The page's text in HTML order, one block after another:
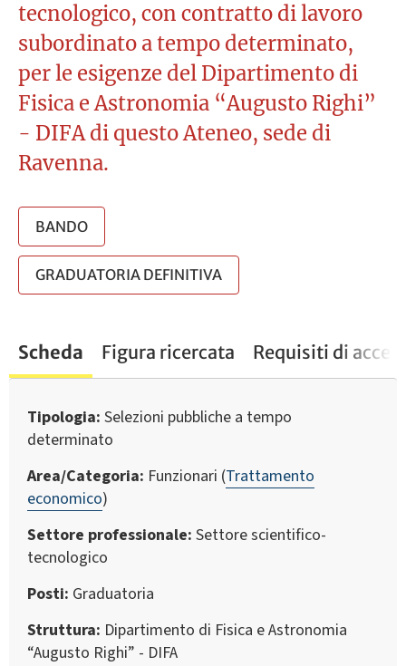
tecnologico, con contratto di lavoro
subordinato a tempo determinato,
per le esigenze del Dipartimento di
Fisica e Astronomia “Augusto Righi”
- DIFA di questo Ateneo, sede di
Ravenna.
BANDO
GRADUATORIA DEFINITIVA
Scheda Figura ricercata Requisiti di
Tipologia Selezioni pubbliche a tempo
determinato
Area/Categoria Funzionari (Trattamento
economico)
Settore professionale Settore scientifico-
tecnologico
Posti Graduatoria
Struttura Dipartimento di Fisica e Astronomia
“Augusto Righi” - DIFA